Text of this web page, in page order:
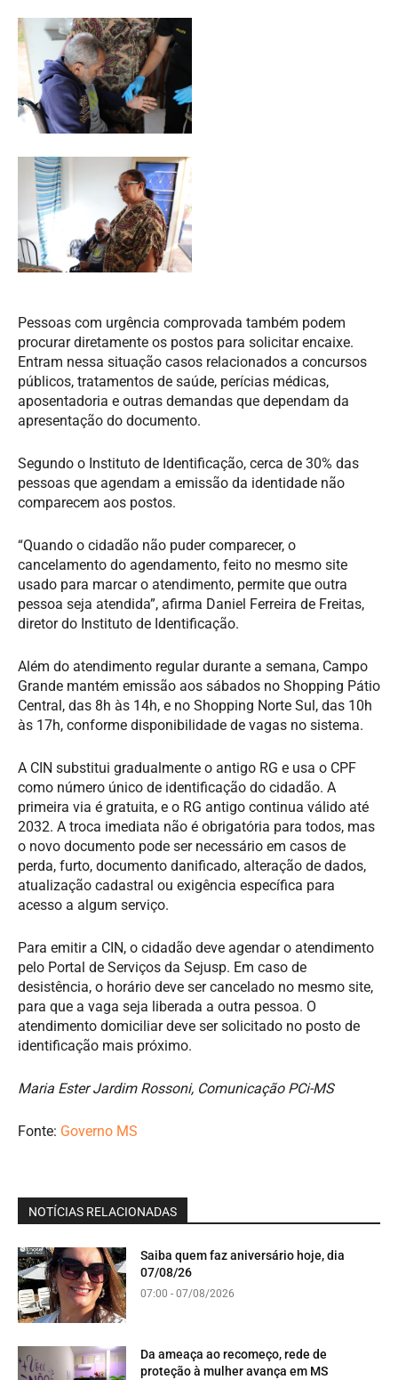
Pessoas com urgência comprovada também podem
procurar diretamente os postos para solicitar encaixe.
Entram nessa situação casos relacionados a concursos
públicos, tratamentos de saúde, perícias médicas,
aposentadoria e outras demandas que dependam da
apresentação do documento.
Segundo o Instituto de Identificação, cerca de 30% das
pessoas que agendam a emissão da identidade não
comparecem aos postos.
“Quando o cidadão não puder comparecer, o
cancelamento do agendamento, feito no mesmo site
usado para marcar o atendimento, permite que outra
pessoa seja atendida”, afirma Daniel Ferreira de Freitas,
diretor do Instituto de Identificação.
Além do atendimento regular durante a semana, Campo
Grande mantém emissão aos sábados no Shopping Pátio
Central, das 8h às 14h, e no Shopping Norte Sul, das 10h
às 17h, conforme disponibilidade de vagas no sistema.
A CIN substitui gradualmente o antigo RG e usa o CPF
como número único de identificação do cidadão. A
primeira via é gratuita, e o RG antigo continua válido até
2032. A troca imediata não é obrigatória para todos, mas
o novo documento pode ser necessário em casos de
perda, furto, documento danificado, alteração de dados,
atualização cadastral ou exigência específica para
acesso a algum serviço.
Para emitir a CIN, o cidadão deve agendar o atendimento
pelo Portal de Serviços da Sejusp. Em caso de
desistência, o horário deve ser cancelado no mesmo site,
para que a vaga seja liberada a outra pessoa. O
atendimento domiciliar deve ser solicitado no posto de
identificação mais próximo.
Maria Ester Jardim Rossoni, Comunicação PCi-MS
Fonte: Governo MS
NOTÍCIAS RELACIONADAS
Saiba quem faz aniversário hoje, dia
07/08/26
07:00 - 07/08/2026
Da ameaça ao recomeço, rede de
proteção à mulher avança em MS